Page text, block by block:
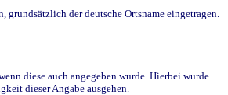
der deutsche Ortsname eingetragen.
diese auch angegeben wurde. Hierbei wurde
dieser Angabe ausgehen.